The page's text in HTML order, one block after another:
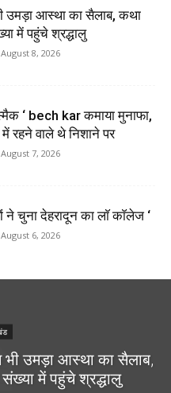
उमड़ा आस्था का सैलाब, कथा
में पहुंचे श्रद्धालु
August 8, 2026
‘ bech kar कमाया मुनाफा,
रहने वाले थे निशाने पर
August 7, 2026
ने चुना देहरादून का लाॅ काॅलेज ‘
August 6, 2026
भी उमड़ा आस्था का सैलाब,
में पहुंचे श्रद्धालु